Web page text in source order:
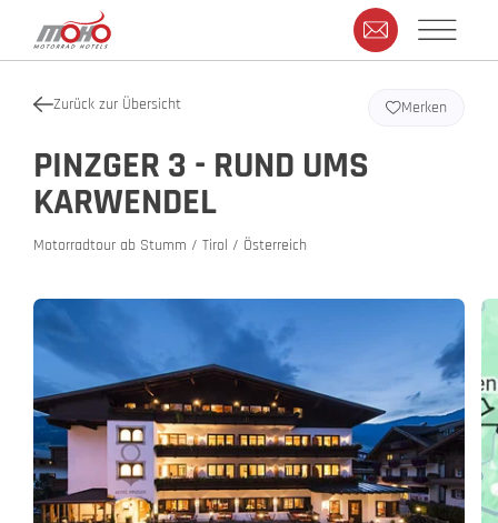
Zurück zur Übersicht
PINZGER 3 - RUND UMS
KARWENDEL
Motorradtour ab Stumm / Tirol / Österreich
Merken